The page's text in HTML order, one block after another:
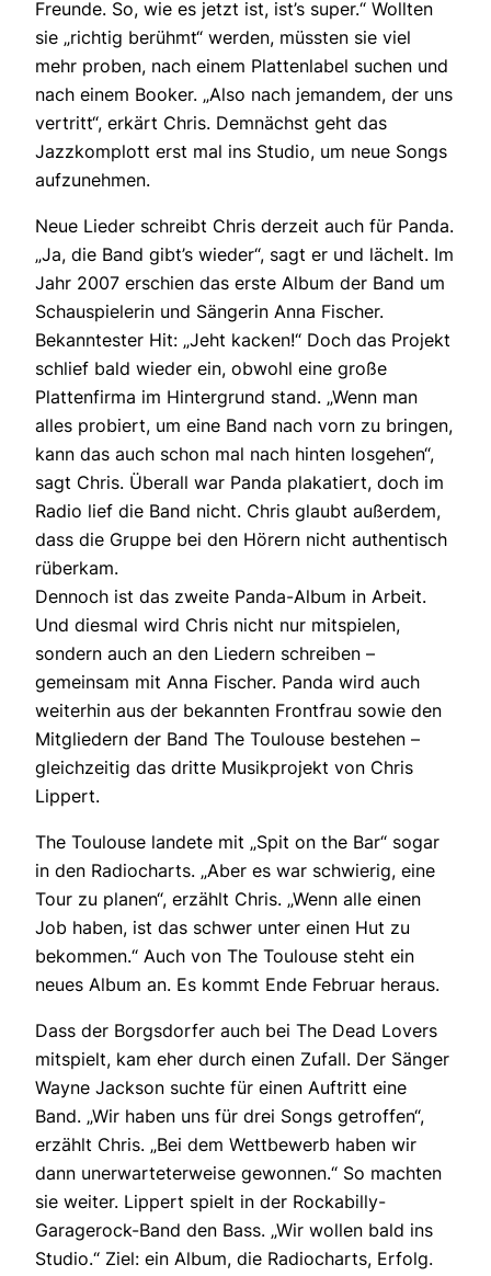
Freunde. So, wie es jetzt ist, ist’s super.“ Wollten
sie „richtig berühmt“ werden, müssten sie viel
mehr proben, nach einem Plattenlabel suchen und
nach einem Booker. „Also nach jemandem, der uns
vertritt“, erkärt Chris. Demnächst geht das
Jazzkomplott erst mal ins Studio, um neue Songs
aufzunehmen.
Neue Lieder schreibt Chris derzeit auch für Panda.
„Ja, die Band gibt’s wieder“, sagt er und lächelt. Im
Jahr 2007 erschien das erste Album der Band um
Schauspielerin und Sängerin Anna Fischer.
Bekanntester Hit: „Jeht kacken!“ Doch das Projekt
schlief bald wieder ein, obwohl eine große
Plattenfirma im Hintergrund stand. „Wenn man
alles probiert, um eine Band nach vorn zu bringen,
kann das auch schon mal nach hinten losgehen“,
sagt Chris. Überall war Panda plakatiert, doch im
Radio lief die Band nicht. Chris glaubt außerdem,
dass die Gruppe bei den Hörern nicht authentisch
rüberkam.
Dennoch ist das zweite Panda-Album in Arbeit.
Und diesmal wird Chris nicht nur mitspielen,
sondern auch an den Liedern schreiben –
gemeinsam mit Anna Fischer. Panda wird auch
weiterhin aus der bekannten Frontfrau sowie den
Mitgliedern der Band The Toulouse bestehen –
gleichzeitig das dritte Musikprojekt von Chris
Lippert.
The Toulouse landete mit „Spit on the Bar“ sogar
in den Radiocharts. „Aber es war schwierig, eine
Tour zu planen“, erzählt Chris. „Wenn alle einen
Job haben, ist das schwer unter einen Hut zu
bekommen.“ Auch von The Toulouse steht ein
neues Album an. Es kommt Ende Februar heraus.
Dass der Borgsdorfer auch bei The Dead Lovers
mitspielt, kam eher durch einen Zufall. Der Sänger
Wayne Jackson suchte für einen Auftritt eine
Band. „Wir haben uns für drei Songs getroffen“,
erzählt Chris. „Bei dem Wettbewerb haben wir
dann unerwarteterweise gewonnen.“ So machten
sie weiter. Lippert spielt in der Rockabilly-
Garagerock-Band den Bass. „Wir wollen bald ins
Studio.“ Ziel: ein Album, die Radiocharts, Erfolg.